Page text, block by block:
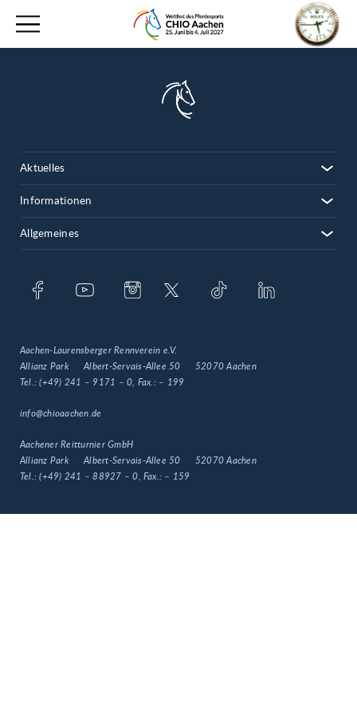
Aktuelles
Informationen
Allgemeines
Aachen-Laurensberger Rennverein e.V.
Allianz Park
Albert-Servais-Allee 50
52070 Aachen
Tel.:(+49) 241 – 9171 – 0 , Fax.: – 199
info@chioaachen.de
Aachener Reitturnier GmbH
Allianz Park
Albert-Servais-Allee 50
52070 Aachen
Tel.:(+49) 241 – 88927 – 0 , Fax.: – 159